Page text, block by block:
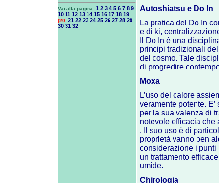
Vai alla pagina: 1 2 3 4 5 6 7 8 9
10 11 12 13 14 15 16 17 18 19
[20] 21 22 23 24 25 26 27 28 29
30 31 32
Autoshiatsu e Do In
La pratica del Do In
e di ki,
Il Do In è una
principi tradizionali
del cosmo. Tale
di progredire
Moxa
L’uso del calore
veramente potente.
per la sua valenza di
notevole efficacia che
. Il suo uso è di
proprietà vanno ben
considerazione i punti
un trattamento
umide.
Chirologia